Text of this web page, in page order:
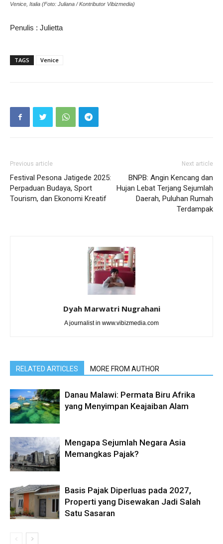
Venice, Italia (Foto: Juliana / Kontributor Vibizmedia)
Penulis : Julietta
TAGS Venice
Previous article
Festival Pesona Jatigede 2025:
Perpaduan Budaya, Sport
Tourism, dan Ekonomi Kreatif
Next article
BNPB: Angin Kencang dan
Hujan Lebat Terjang Sejumlah
Daerah, Puluhan Rumah
Terdampak
Dyah Marwatri Nugrahani
A journalist in www.vibizmedia.com
RELATED ARTICLES MORE FROM AUTHOR
Danau Malawi: Permata Biru Afrika
yang Menyimpan Keajaiban Alam
Mengapa Sejumlah Negara Asia
Memangkas Pajak?
Basis Pajak Diperluas pada 2027,
Properti yang Disewakan Jadi Salah
Satu Sasaran